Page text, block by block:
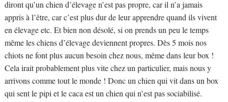
diront qu’un chien d’élevage n’est pas propre, car il n’a jamais
appris à l’être, car c’est plus dur de leur apprendre quand ils vivent
en élevage etc. Et bien non désolé, si on prends un peu le temps
même les chiens d’élevage deviennent propres. Dès 5 mois nos
chiots ne font plus aucun besoin chez nous, même dans leur box !
Cela irait probablement plus vite chez un particulier, mais nous y
arrivons comme tout le monde ! Donc un chien qui vit dans un box
qui sent le pipi et le caca est un chien qui n’est pas sociabilisé.